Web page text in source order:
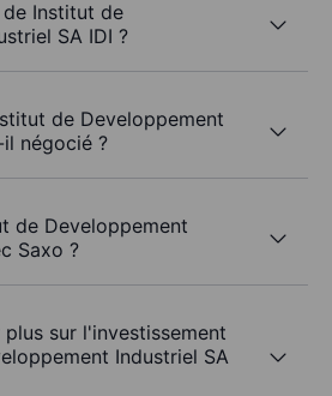
Institut de
SA IDI ?
de Developpement
négocié ?
de Developpement
Saxo ?
sur l'investissement
Industriel SA